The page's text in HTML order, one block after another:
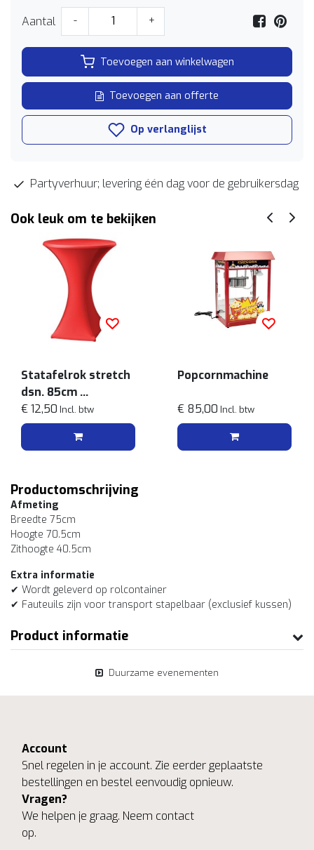
Aantal - +
Toevoegen aan winkelwagen
Toevoegen aan offerte
Op verlanglijst
Partyverhuur; levering één dag voor de gebruikersdag
Ook leuk om te bekijken
Statafelrok stretch
dsn. 85cm
Rood
€ 12,50 Incl. btw
Popcornmachine
€ 85,00 Incl. btw
Productomschrijving
Afmeting
Breedte 75cm
Hoogte 70.5cm
Zithoogte 40.5cm
Extra informatie
✔ Wordt geleverd op rolcontainer
✔ Fauteuils zijn voor transport stapelbaar (exclusief kussen)
Product informatie
Duurzame evenementen
Account
Snel regelen in je account. Zie eerder geplaatste
bestellingen en bestel eenvoudig opnieuw.
Vragen?
We helpen je graag. Neem contact
op.